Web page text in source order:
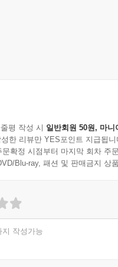
평 작성 시 일반회원 50원, 마니
한 리뷰만 YES포인트 지급됩니
확정 시점부터 마지막 회차 주
Blu-ray, 패션 및 판매금지 상
지 작성가능